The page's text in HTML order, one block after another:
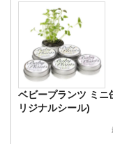
ベビープランツ ミニ
リジナルシール)